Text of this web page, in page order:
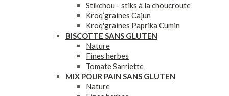
Stikchou - stiks à la choucroute
Kroq’graines Cajun
Kroq'graines Paprika Cumin
BISCOTTE SANS GLUTEN
Nature
Fines herbes
Tomate Sarriette
MIX POUR PAIN SANS GLUTEN
Nature